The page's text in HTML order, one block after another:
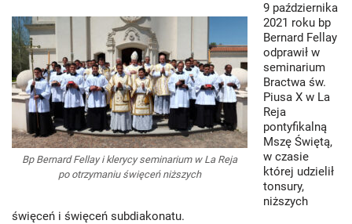
Bp Bernard Fellay i klerycy seminarium w La Reja
po otrzymaniu święceń niższych
9 października
2021 roku bp
Bernard Fellay
odprawił w
seminarium
Bractwa św.
Piusa X w La
Reja
pontyfikalną
Mszę Świętą,
w czasie
której udzielił
tonsury,
niższych
święceń i święceń subdiakonatu.